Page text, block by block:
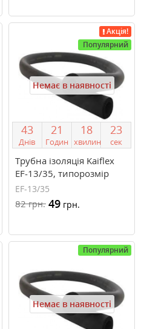
Акція!
Популярний
Немає в наявності
43
Днів
21
Годин
18
хвилин
23
сек
Трубна ізоляція Kaiflex
EF-13/35, типорозмір
13/35 мм
EF-13/35
82грн. 49 грн.
Популярний
Немає в наявності